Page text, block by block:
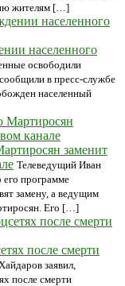
жителям […]
населенного
освободили
в пресс-службе
населенный
заменит
Телеведущий Иван
его программе
замену, а ведущим
Его […]
после смерти
заявил,
после смерти